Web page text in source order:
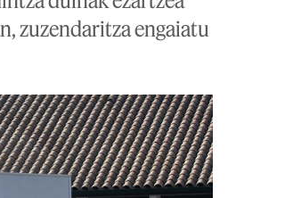
zuzendaritza engaiatu